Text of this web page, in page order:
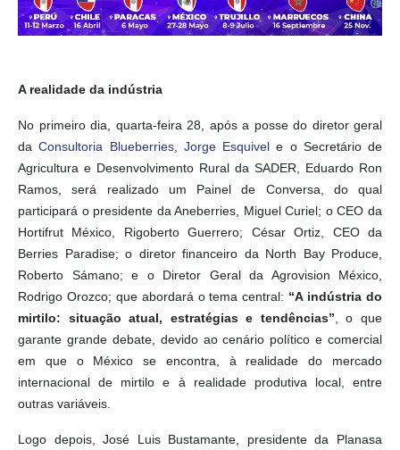
A realidade da indústria
No primeiro dia, quarta-feira 28, após a posse do diretor geral
daConsultoria Blueberries, Jorge Esquivel e o Secretário de
Agricultura e Desenvolvimento Rural da SADER, Eduardo Ron
Ramos, será realizado um Painel de Conversa, do qual
participará o presidente da Aneberries, Miguel Curiel; o CEO da
Hortifrut México, Rigoberto Guerrero; César Ortiz, CEO da
Berries Paradise; o diretor financeiro da North Bay Produce,
Roberto Sámano; e o Diretor Geral da Agrovision México,
Rodrigo Orozco; que abordará o tema central: “A indústria do
mirtilo: situação atual, estratégias e tendências” , o que
garante grande debate, devido ao cenário político e comercial
em que o México se encontra, à realidade do mercado
internacional de mirtilo e à realidade produtiva local, entre
outras variáveis.
Logo depois, José Luis Bustamante, presidente da Planasa